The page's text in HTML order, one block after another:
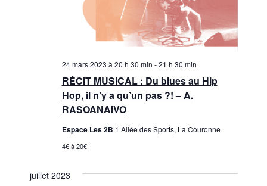
RÉCIT MUSICAL : Du blues au Hip
Hop, il n’y a qu’un pas ?! – A.
RASOANAIVO
24 mars 2023 à 20 h 30 min -21 h 30 min
Espace Les 2B 1 Allée des Sports, La Couronne
4€ à 20€
juillet 2023